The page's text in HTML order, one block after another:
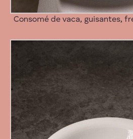
Consomé de vaca, guisantes,